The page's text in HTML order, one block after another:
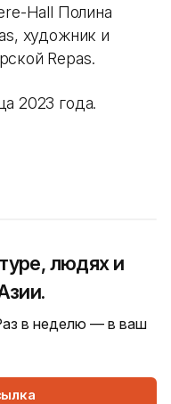
Hall Полина
художник и
Repas.
2023 года.
людях и
в неделю — в ваш